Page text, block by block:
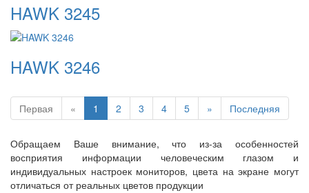
HAWK 3245
HAWK 3246
Первая « 1 2 3 4 5 » Последняя
Обращаем Ваше внимание, что из-за особенностей
восприятия информации человеческим глазом и
индивидуальных настроек мониторов, цвета на экране могут
отличаться от реальных цветов продукции